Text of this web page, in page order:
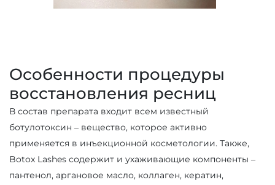
Особенности процедуры
восстановления ресниц
В состав препарата входит всем известный
ботулотоксин – вещество, которое активно
применяется в инъекционной косметологии. Также,
Botox Lashes содержит и ухаживающие компоненты –
пантенол, аргановое масло, коллаген, кератин,